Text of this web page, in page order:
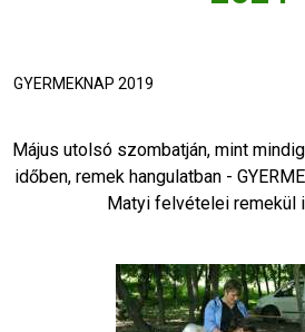
GYERMEKNAP 2019
Május utolsó szombatján, mint
időben, remek hangulatban -
Matyi felvételei remekül